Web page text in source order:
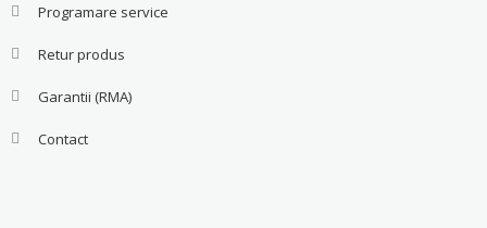
Programare service
Retur produs
Garantii (RMA)
Contact